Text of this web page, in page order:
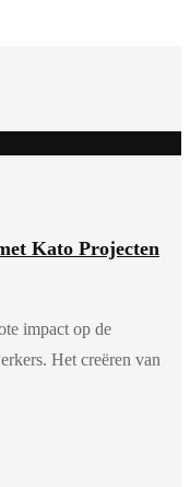
Kato Projecten
impact op de
Het creëren van